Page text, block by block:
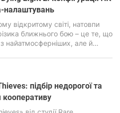
налаштувань
відкритому світі, натовпи
ближнього бою – це те, що
найатмосферніших, але й
та реалістичну фізику
від ПК.
підбір недорогої та
кооперативу